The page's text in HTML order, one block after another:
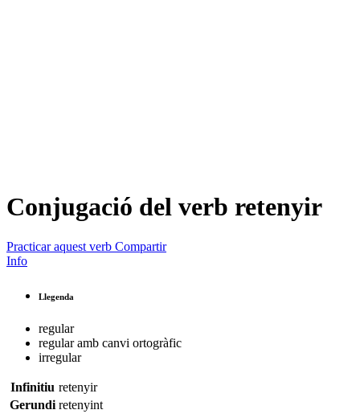
Conjugació del verb retenyir
Practicar aquest verb Compartir
Info
Llegenda
regular
regular amb canvi ortogràfic
irregular
Infinitiu retenyir
Gerundi retenyint